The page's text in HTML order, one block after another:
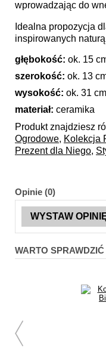
wprowadzając do
Idealna propozycja
inspirowanych
głębokość: ok. 15
szerokość: ok. 13
wysokość: ok. 31 cm
materiał: ceramika
Produkt znajdziesz
Ogrodowe, Kolekcja
Prezent dla Niego,
Opinie (0)
WYSTAW
WARTO SPRAWDZIĆ